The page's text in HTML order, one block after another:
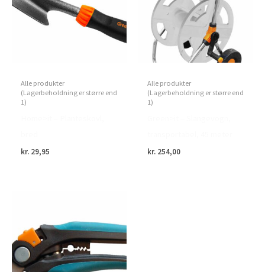
Alle produkter
(Lagerbeholdning er større end
1)
kr. 29,95
Alle produkter
(Lagerbeholdning er større end
1)
kr. 254,00